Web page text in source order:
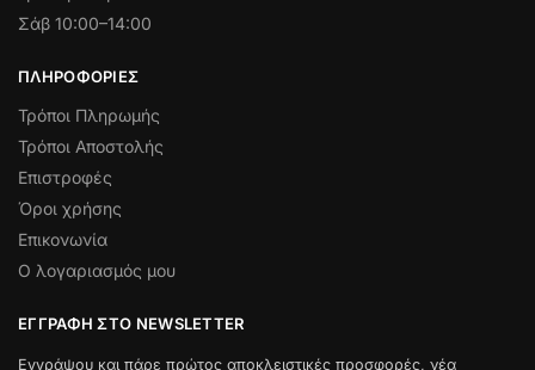
Σάβ 10:00–14:00
ΠΛΗΡΟΦΟΡΊΕΣ
Τρόποι Πληρωμής
Τρόποι Αποστολής
Επιστροφές
Όροι χρήσης
Επικονωνία
Ο λογαριασμός μου
ΕΓΓΡΑΦΉ ΣΤΟ NEWSLETTER
Εγγράψου και πάρε πρώτος αποκλειστικές προσφορές, νέα